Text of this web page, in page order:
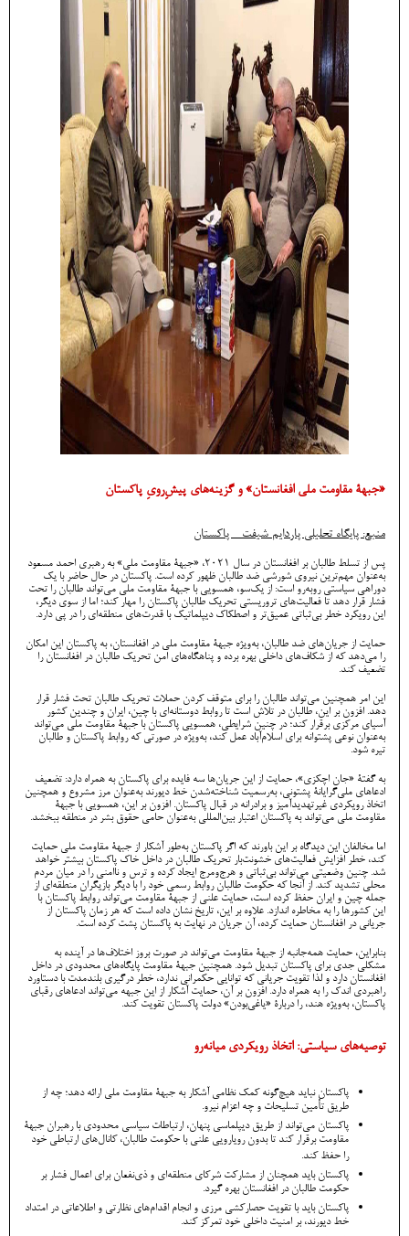
«جبهۀ مقاومت ملی افغانستان» و گزینه‌های پیشِ‌رویِ پاکستان
منبع: پایگاه تحلیلی پاردایم شیفت - پاکستان
پس از تسلط طالبان بر افغانستان در سال ۲۰۲۱، «جبهۀ مقاومت ملی» به رهبری احمد مسعود
به‌عنوان مهم‌ترین نیروی شورشی ضد طالبان ظهور کرده است. پاکستان در حال حاضر با یک
دوراهی سیاستی روبه‌رو است: از یک‌سو، همسویی با جبهۀ مقاومت ملی می‌تواند طالبان را تحت
فشار قرار دهد تا فعالیت‌های تروریستی تحریک طالبان پاکستان را مهار کند؛ اما از سوی دیگر،
این رویکرد خطر بی‌ثباتی عمیق‌تر و اصطکاک دیپلماتیک با قدرت‌های منطقه‌ای را در پی دارد.
حمایت از جریان‌های ضد طالبان، به‌ویژه جبهۀ مقاومت ملی در افغانستان، به پاکستان این امکان
را می‌دهد که از شکاف‌های داخلی بهره برده و پناهگاه‌های امن تحریک طالبان در افغانستان را
تضعیف کند.
این امر همچنین می‌تواند طالبان را برای متوقف کردن حملات تحریک طالبان تحت فشار قرار
دهد. افزون بر این، طالبان در تلاش‌ است تا روابط دوستانه‌ای با چین، ایران و چندین کشور
آسیای مرکزی برقرار کند؛ در چنین شرایطی، همسویی پاکستان با جبهۀ مقاومت ملی می‌تواند
به‌عنوان نوعی پشتوانه برای اسلام‌آباد عمل کند، به‌ویژه در صورتی که روابط پاکستان و طالبان
تیره شود.
به گفتۀ «جان اچکزی»، حمایت از این جریان‌ها سه فایده برای پاکستان به همراه دارد: تضعیف
ادعاهای ملی‌گرایانۀ پشتونی، به‌رسمیت شناخته‌شدن خط دیورند به‌عنوان مرز مشروع و همچنین
اتخاذ رویکردی غیرتهدیدآمیز و برادرانه در قبال پاکستان. افزون بر این، همسویی با جبهۀ
مقاومت ملی می‌تواند به پاکستان اعتبار بین‌المللی به‌عنوان حامی حقوق بشر در منطقه ببخشد.
اما مخالفان این دیدگاه بر این باورند که اگر پاکستان به‌طور آشکار از جبهۀ مقاومت ملی حمایت
کند، خطر افزایش فعالیت‌های خشونت‌بار تحریک طالبان در داخل خاک پاکستان بیشتر خواهد
شد. چنین وضعیتی می‌تواند بی‌ثباتی و هرج‌ومرج ایجاد کرده و ترس و ناامنی را در میان مردم
محلی تشدید کند. از آنجا که حکومت طالبان روابط رسمی خود را با دیگر بازیگران منطقه‌ای از
جمله چین و ایران حفظ کرده است، حمایت علنی از جبهۀ مقاومت می‌تواند روابط پاکستان با
این کشورها را به مخاطره اندازد. علاوه بر این، تاریخ نشان داده است که هر زمان پاکستان از
جریانی در افغانستان حمایت کرده، آن جریان در نهایت به پاکستان پشت کرده است.
بنابراین، حمایت همه‌جانبه از جبهۀ مقاومت می‌تواند در صورت بروز اختلاف‌ها در آینده به
مشکلی جدی برای پاکستان تبدیل شود. همچنین جبهۀ مقاومت پایگاه‌های محدودی در داخل
افغانستان دارد و لذا تقویت جریانی که توانایی حکمرانی ندارد، خطر درگیری بلندمدت با دستاورد
راهبردی اندک را به همراه دارد. افزون بر آن، حمایت آشکار از این جبهه می‌تواند ادعاهای رقبای
پاکستان، به‌ویژه هند، را دربارۀ «یاغی‌بودن» دولت پاکستان تقویت کند.
توصیه‌های سیاستی: اتخاذ رویکردی میانه‌رو
پاکستان نباید هیچ‌گونه کمک نظامی آشکار به جبهۀ مقاومت ملی ارائه دهد؛ چه از
طریق تأمین تسلیحات و چه اعزام نیرو.
پاکستان می‌تواند از طریق دیپلماسی پنهان، ارتباطات سیاسی محدودی با رهبران جبهۀ
مقاومت برقرار کند تا بدون رویارویی علنی با حکومت طالبان، کانال‌های ارتباطی خود
را حفظ کند.
پاکستان باید همچنان از مشارکت شرکای منطقه‌ای و ذی‌نفعان برای اعمال فشار بر
حکومت طالبان در افغانستان بهره گیرد.
پاکستان باید با تقویت حصارکشی مرزی و انجام اقدام‌های نظارتی و اطلاعاتی در امتداد
خط دیورند، بر امنیت داخلی خود تمرکز کند.